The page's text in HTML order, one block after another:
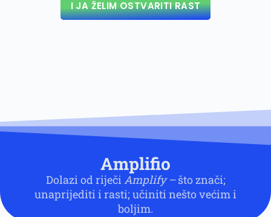
I JA ŽELIM OSTVARITI RAST
Amplifio
Dolazi od riječiAmplify –što znači;
unaprijediti i rasti; učiniti nešto većim i
boljim.